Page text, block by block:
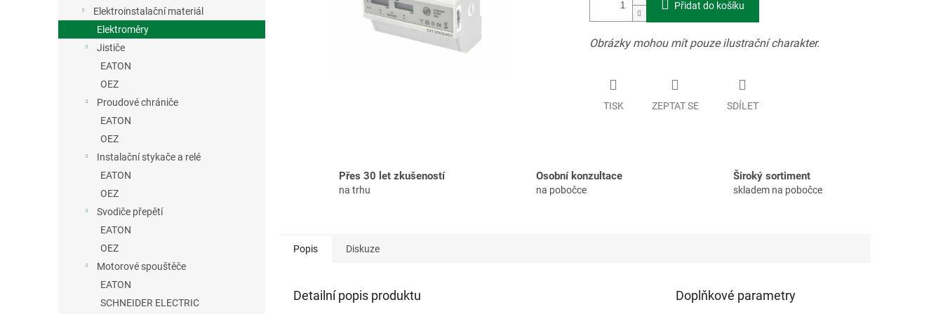
e
l
Elektroinstalační materiál
Elektroměry
Jističe
EATON
OEZ
Proudové chrániče
EATON
OEZ
Instalační stykače a relé
EATON
OEZ
Svodiče přepětí
EATON
OEZ
Motorové spouštěče
EATON
SCHNEIDER ELECTRIC
Přidat do košíku
Obrázky mohou mít pouze ilustrační charakter.
TISK ZEPTAT SE SDÍLET
Přes 30 let zkušeností
na trhu
Osobní konzultace
na pobočce
Široký sortiment
skladem na pobočce
Popis Diskuze
Detailní popis produktu Doplňkové parametry